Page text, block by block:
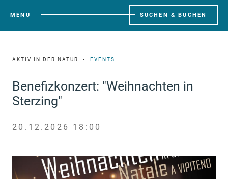
MENU SUCHEN & BUCHEN
AKTIV IN DER NATUR EVENTS
Benefizkonzert: "Weihnachten in
Sterzing"
20.12.2026 18:00